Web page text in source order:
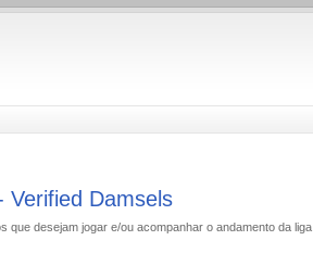
Verified Damsels
desejam jogar e/ou acompanhar o andamento da liga.